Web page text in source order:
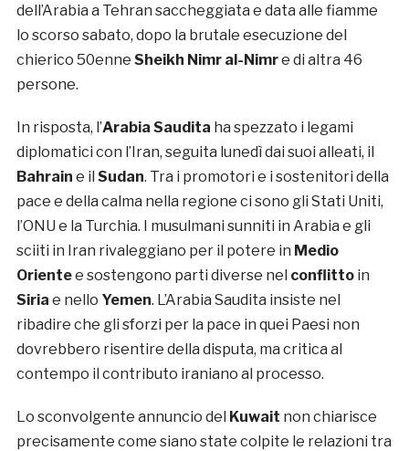
dell’Arabia a Tehran saccheggiata e data alle fiamme
lo scorso sabato, dopo la brutale esecuzione del
chierico 50enne Sheikh Nimr al-Nimre di altra 46
persone.
In risposta, l’Arabia Saudita ha spezzato i legami
diplomatici con l’Iran, seguita lunedì dai suoi alleati, il
Bahrain e il Sudan. Tra i promotori e i sostenitori della
pace e della calma nella regione ci sono gli Stati Uniti,
l’ONU e la Turchia. I musulmani sunniti in Arabia e gli
sciiti in Iran rivaleggiano per il potere in Medio
Orientee sostengono parti diverse nel conflittoin
Siria e nello Yemen. L’Arabia Saudita insiste nel
ribadire che gli sforzi per la pace in quei Paesi non
dovrebbero risentire della disputa, ma critica al
contempo il contributo iraniano al processo.
Lo sconvolgente annuncio del Kuwait non chiarisce
precisamente come siano state colpite le relazioni tra